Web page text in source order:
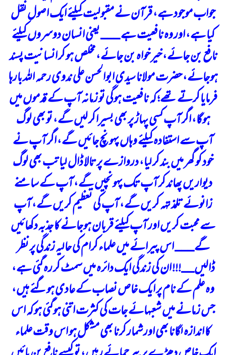
جواب موجود ہے، قرآن نے مقبولیت کیلئے ایک اصول نقل
کیا ہے، اور وہ نافعیت ہے ___ یعنی انسان دوسروں کیلئے
نافع بن جائے، خیر خواہ بن جائے، مخلص ہو کر انسانیت پسند
ہوجائے، حضرت مولانا سیدی ابوالحسن علی ندوی رحمہ اللہ بارہا
فرمایا کرتے تھے؛ کہ نافعیت ہوگی تو زمانہ آپ کے قدموں میں
ہوگا، اگر آپ کسی پہاڑ پر بھی بسیرا کر لیں گے، تو بھی لوگ
آپ سے استفادہ کیلئے وہاں پہونچ جائیں گے، اگر آپ نے
خود کو گھر میں بند کر لیا، دروازے پر تالا ڈال لیا تب بھی لوگ
دیواریں پھاند کر آپ تک پہونچیں گے، آپ کے سامنے
زانوئے تلمذ تہہ کریں گے، آپ کی تعظیم کریں گے، آپ
سے محبت کریں اور آپ کیلئے قربان ہوجانے کا جذبہ دکھائیں
گے___ اس پیرائے میں علماء کرام کی حالیہ زندگی پر نظر
ڈالیں__!!! ان کی زندگی ایک دائرہ میں سمٹ کر رہ گئی ہے،
وہ علم کے نام پر ایک خاص نصاب کے عادی ہوگئے ہیں،
جس زمانے میں شعبہائے جات کی کثرت اتنی ہوگئی ہو کہ اس
کا اندازہ لگانا بھی اور شمار کرنا بھی مشکل ہو اس وقت علماء